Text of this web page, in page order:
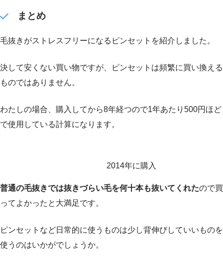
まとめ
毛抜きがストレスフリーになるピンセットを紹介しました。
決して安くない買い物ですが、ピンセットは頻繁に買い換える
ものではありません。
わたしの場合、購入してから8年経つので1年あたり500円ほど
で使用している計算になります。
2014年に購入
普通の毛抜きでは抜きづらい毛を何十本も抜いてくれたので買
ってよかったと大満足です。
ピンセットなど日常的に使うものは少し背伸びしていいものを
使うのはいかがでしょうか。